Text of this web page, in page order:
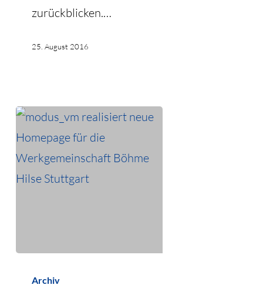
zurückblicken.…
25. August 2016
Archiv